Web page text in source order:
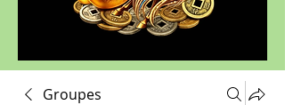
Groupes